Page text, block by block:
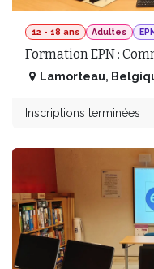
12 - 18 ans Adultes EPN
Formation EPN :
Lamorteau,
Inscriptions terminées